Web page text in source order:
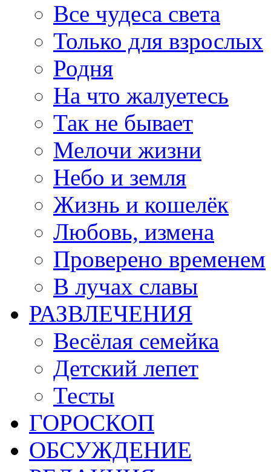
Все чудеса света
Только для взрослых
Родня
На что жалуетесь
Так не бывает
Мелочи жизни
Небо и земля
Жизнь и кошелёк
Любовь, измена
Проверено временем
В лучах славы
РАЗВЛЕЧЕНИЯ
Весёлая семейка
Детский лепет
Тесты
ГОРОСКОП
ОБСУЖДЕНИЕ